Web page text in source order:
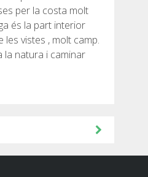
per la costa molt
és la part interior
vistes , molt camp.
la natura i caminar